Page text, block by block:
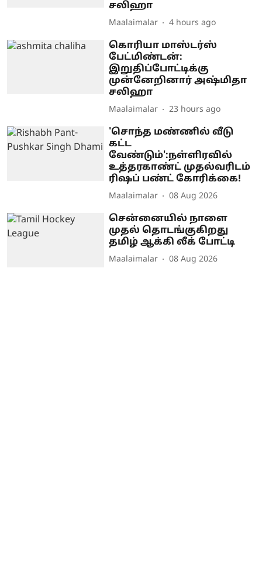
சலிஹா
Maalaimalar 4 hours ago
கொரியா மாஸ்டர்ஸ்
பேட்மிண்டன்:
இறுதிப்போட்டிக்கு
முன்னேறினார் அஷ்மிதா
சலிஹா
Maalaimalar 23 hours ago
'சொந்த மண்ணில் வீடு
கட்ட
வேண்டும்':நள்ளிரவில்
உத்தரகாண்ட் முதல்வரிடம்
ரிஷப் பண்ட் கோரிக்கை!
Maalaimalar 08 Aug 2026
சென்னையில் நாளை
முதல் தொடங்குகிறது
தமிழ் ஆக்கி லீக் போட்டி
Maalaimalar 08 Aug 2026